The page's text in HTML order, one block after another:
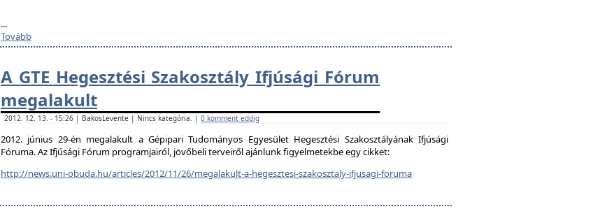
...
Tovább
A GTE Hegesztési Szakosztály Ifjúsági Fórum
megalakult
2012. 12. 13. - 15:26 | BakosLevente | Nincs kategória. | 0 komment eddig
2012. június 29-én megalakult a Gépipari Tudományos Egyesület Hegesztési Szakosztályának Ifjúsági
Fóruma. Az Ifjúsági Fórum programjairól, jövőbeli terveiről ajánlunk figyelmetekbe egy cikket:
http://news.uni-obuda.hu/articles/2012/11/26/megalakult-a-hegesztesi-szakosztaly-ifjusagi-foruma